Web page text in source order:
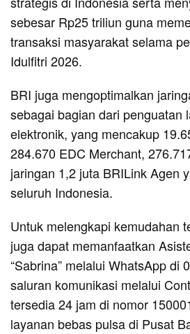
sebesar Rp25 triliun guna
transaksi masyarakat selama
Idulfitri 2026.
BRI juga mengoptimalkan
sebagai bagian dari penguatan
elektronik, yang mencakup
284.670 EDC Merchant,
jaringan 1,2 juta BRILink Agen
seluruh Indonesia.
Untuk melengkapi kemudahan
juga dapat memanfaatkan
“Sabrina” melalui WhatsApp di
saluran komunikasi melalui
tersedia 24 jam di nomor
layanan bebas pulsa di Pusat